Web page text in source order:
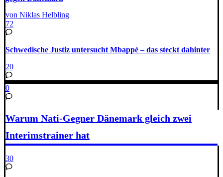
von Niklas Helbling
72
Schwedische Justiz untersucht Mbappé – das steckt dahinter
20
0
Warum Nati-Gegner Dänemark gleich zwei
Interimstrainer hat
30